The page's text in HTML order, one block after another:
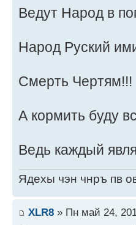
Ведут Народ в
Народ Руский
Смерть Чертям!!!
А кормить буду
Ведь каждый
Ядехы чэн чнръ пв
XLR8 » Пн май 24,